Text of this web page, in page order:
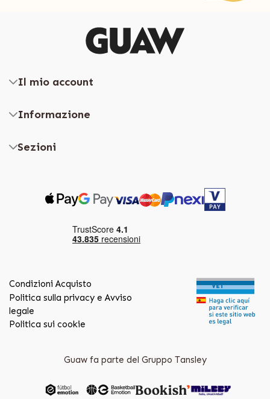
Il mio account
Informazione
Sezioni
Condizioni Acquisto
Politica sulla privacy e Avviso
legale
Politica sui cookie
Guaw fa parte del Gruppo Tansley